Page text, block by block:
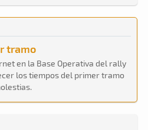
tramo
en la Base Operativa del rally
los tiempos del primer tramo